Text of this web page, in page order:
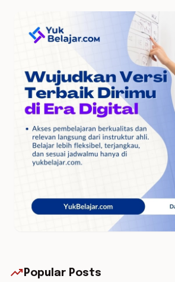
trending_up Popular Posts